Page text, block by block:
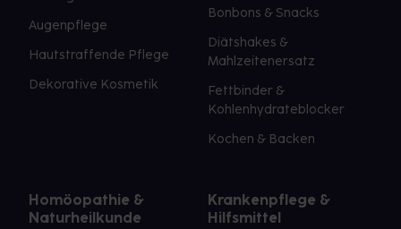
Augenpflege
Hautstraffende Pflege
Dekorative Kosmetik
Bonbons & Snacks
Diätshakes &
Mahlzeitenersatz
Fettbinder &
Kohlenhydrateblocker
Kochen & Backen
Homöopathie &
Naturheilkunde
Krankenpflege &
Hilfsmittel